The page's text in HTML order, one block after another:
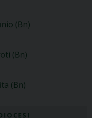
(Bn)
(Bn)
(Bn)